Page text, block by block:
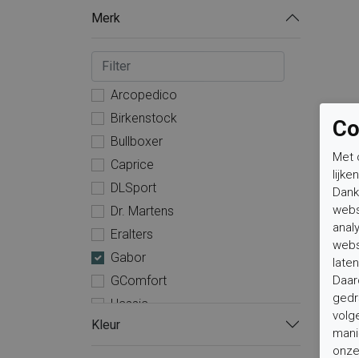
Merk
Arcopedico
Birkenstock
Bullboxer
Caprice
DLSport
Dr. Martens
Eralters
Gabor
GComfort
Hassia
Hispanitas
Kleur
Met